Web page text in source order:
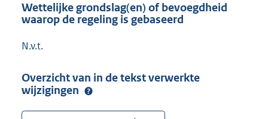
Wettelijke grondslag(en) of bevoegdheid
waarop de regeling is gebaseerd
N.v.t.
Overzicht van in de tekst verwerkte
wijzigingen